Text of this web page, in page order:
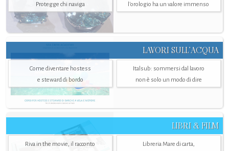
Protegge chi naviga
l'orologio ha un valore immenso
LAVORI SULL’ACQUA
Come diventare hostess
e steward di bordo
Italsub: sommersi dal lavoro
non è solo un modo di dire
LIBRI & FILM
Riva in the movie, il racconto
Libreria Mare di carta,